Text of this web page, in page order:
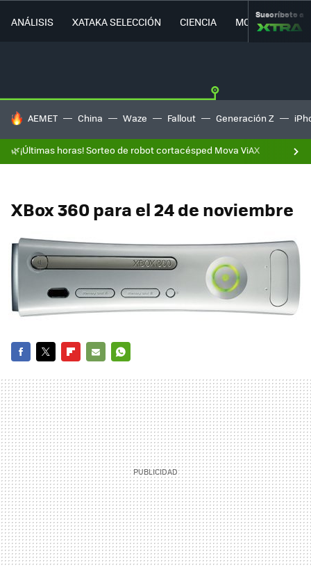
ANÁLISIS XATAKA SELECCIÓN CIENCIA MOVILIDAD
Suscríbete a
HOY SE HABLA DE
AEMET China Waze Fallout Generación Z
🌿¡Últimas horas! Sorteo de robot cortacésped Mova ViAX
XBox 360 para el 24 de noviembre
MAIL